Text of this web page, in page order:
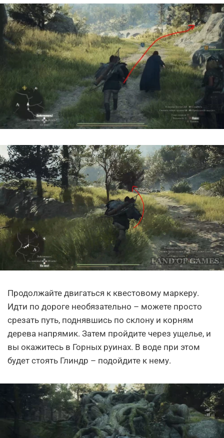
Продолжайте двигаться к квестовому маркеру.
Идти по дороге необязательно – можете просто
срезать путь, поднявшись по склону и корням
дерева напрямик. Затем пройдите через ущелье, и
вы окажитесь в Горных руинах. В воде при этом
будет стоять Глиндр – подойдите к нему.